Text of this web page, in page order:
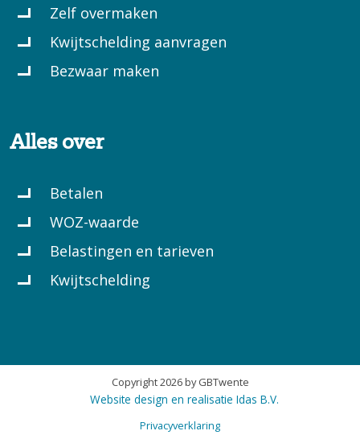
Zelf overmaken
Kwijtschelding aanvragen
Bezwaar maken
Alles over
Betalen
WOZ-waarde
Belastingen en tarieven
Kwijtschelding
Copyright 2026 by GBTwente
Website design en realisatie Idas B.V.
Privacyverklaring